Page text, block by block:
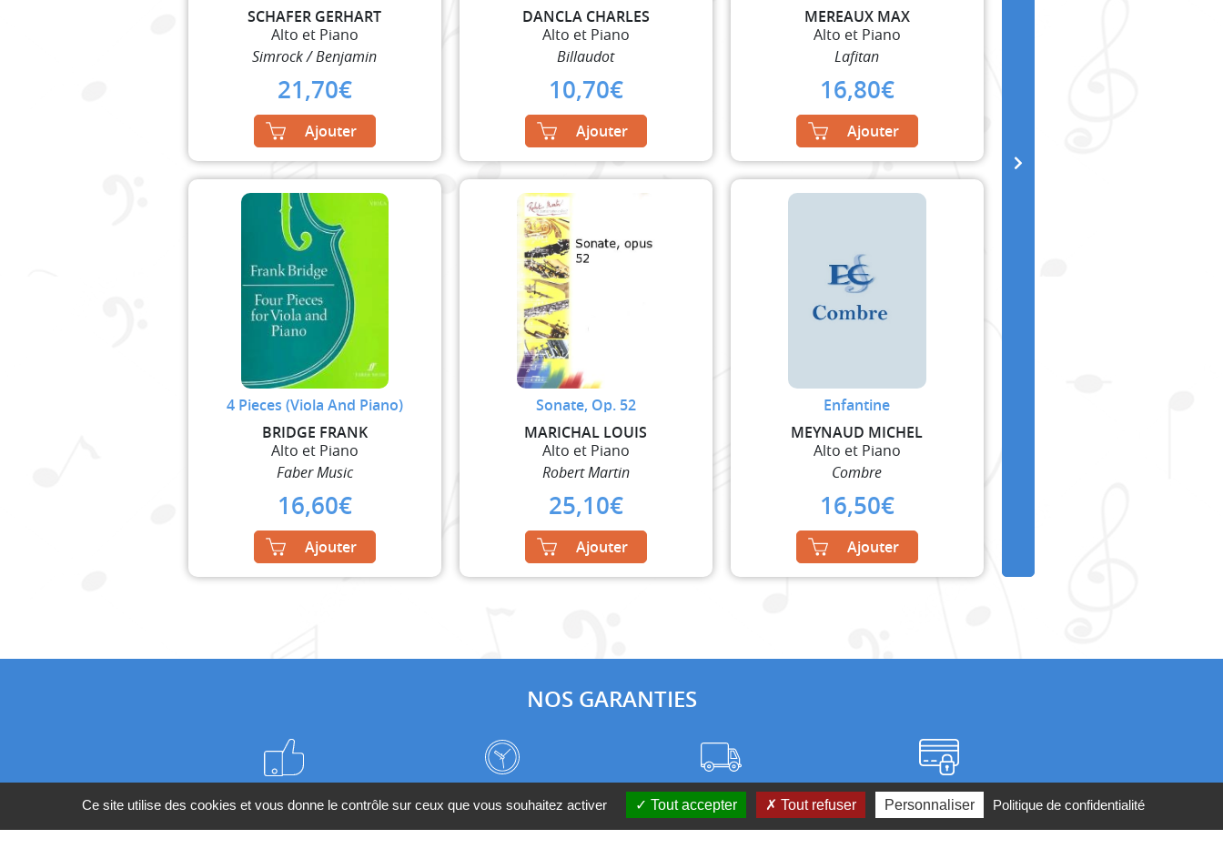
SCHAFER GERHART
Alto et Piano
Simrock / Benjamin
21,70€
Ajouter
DANCLA CHARLES
Alto et Piano
Billaudot
10,70€
Ajouter
MEREAUX MAX
Alto et Piano
Lafitan
16,80€
Ajouter
4 Pieces (Viola And Piano)
BRIDGE FRANK
Alto et Piano
Faber Music
16,60€
Ajouter
Sonate, Op. 52
MARICHAL LOUIS
Alto et Piano
Robert Martin
25,10€
Ajouter
Enfantine
MEYNAUD MICHEL
Alto et Piano
Combre
16,50€
Ajouter
NOS GARANTIES
Meilleurs prix du web Frais de port à prix coûtant Paiement sécurisé
Ce site utilise des cookies et vous donne le contrôle sur ceux que vous souhaitez activer Tout accepter Tout refuser Personnaliser Politique de confidentialité